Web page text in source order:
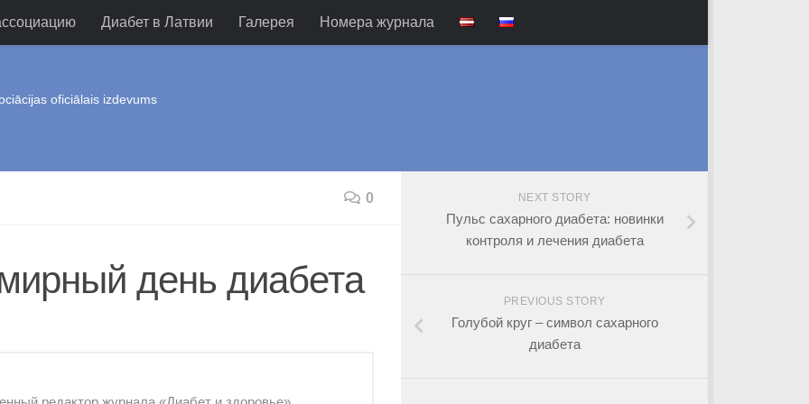
Диабет в Латвии Галерея Номера журнала
oficiālais izdevums
0
день диабета
NEXT STORY
Пульс сахарного диабета: новинки
контроля и лечения диабета
PREVIOUS STORY
Голубой круг – символ сахарного
диабета